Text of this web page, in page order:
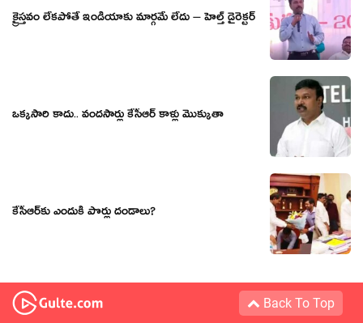
క్రైస్తవం లేకపోతే ఇండియాకు మార్గమే లేదు – హెల్త్ డైరెక్టర్
ఒక్కసారి కాదు.. వందసార్లు కేసీఆర్ కాళ్లు మొక్కుతా
కేసీఆర్‌కు ఎందుకీ పొర్లు దండాలు?
Back To Top